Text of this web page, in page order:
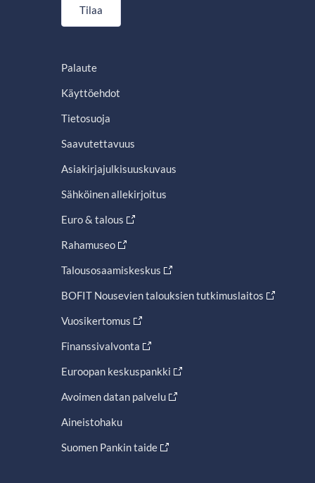
Tilaa
Palaute
Käyttöehdot
Tietosuoja
Saavutettavuus
Asiakirjajulkisuuskuvaus
Sähköinen allekirjoitus
Euro & talous
Rahamuseo
Talousosaamiskeskus
BOFIT Nousevien talouksien tutkimuslaitos
Vuosikertomus
Finanssivalvonta
Euroopan keskuspankki
Avoimen datan palvelu
Aineistohaku
Suomen Pankin taide